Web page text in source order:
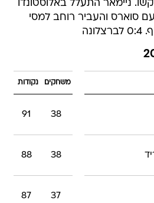
ניימאר התעלל באלוסטונדו
סוארס והעביר רוחב למסי
משחקים נקודות
38
91
38
88
37
87